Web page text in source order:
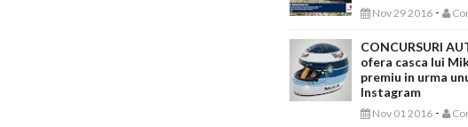
Nov 29 2016 -
CONCURSURI
ofera casca lui
premiu in urma
Instagram
Nov 01 2016 -